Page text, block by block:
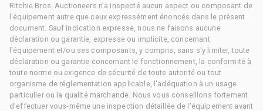
Ritchie Bros. Auctioneers n'a inspecté aucun aspect ou composant de
l'équipement autre que ceux expressément énoncés dans le présent
document. Sauf indication expresse, nous ne faisons aucune
déclaration ou garantie, expresse ou implicite, concernant
l'équipement et/ou ses composants, y compris, sans s'y limiter, toute
déclaration ou garantie concernant le fonctionnement, la conformité à
toute norme ou exigence de sécurité de toute autorité ou tout
organisme de réglementation applicable, l'adéquation à un usage
particulier ou la qualité marchande. Nous vous conseillons fortement
d'effectuer vous-même une inspection détaillée de l'équipement avant